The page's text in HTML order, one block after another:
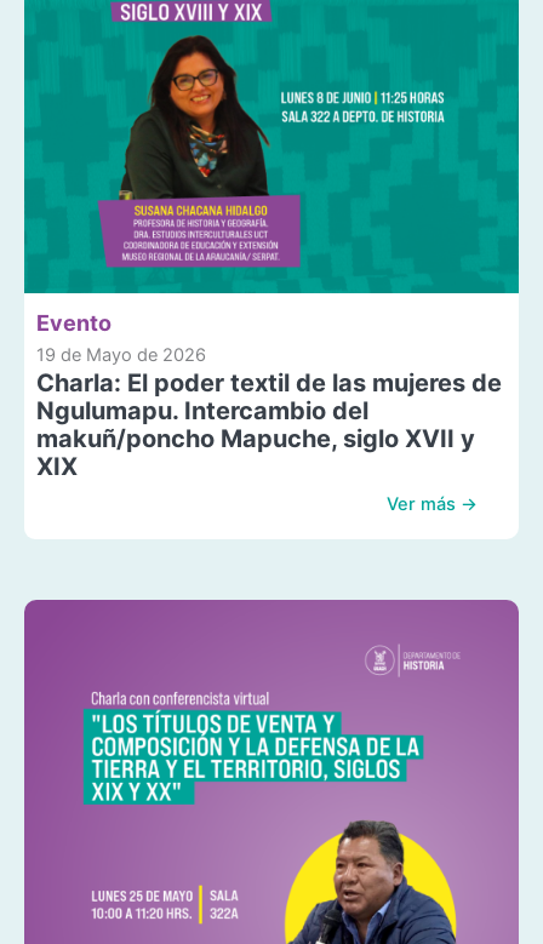
Evento
19 de Mayo de 2026
Charla: El poder textil de las mujeres de
Ngulumapu. Intercambio del
makuñ/poncho Mapuche, siglo XVII y
XIX
Ver más →